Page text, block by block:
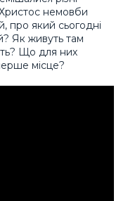
немовби
про який сьогодні
Як живуть там
Що для них
місце?